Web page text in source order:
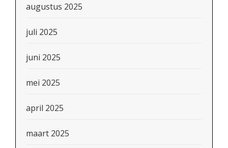
augustus 2025
juli 2025
juni 2025
mei 2025
april 2025
maart 2025